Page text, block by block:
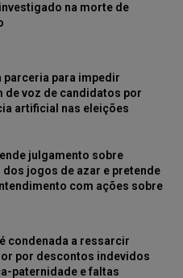
na morte de
parceria para impedir
de voz de candidatos por
artificial nas eleições
julgamento sobre
jogos de azar e pretende
com ações sobre
condenada a ressarcir
por descontos indevidos
paternidade e faltas